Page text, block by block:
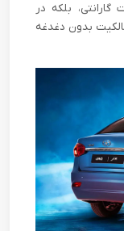
بلکه در
بدون دغدغه